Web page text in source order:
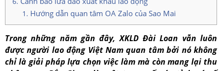
Hướng dẫn quan tâm OA Zalo của Sao Mai
Trong những năm gần đây, XKLD Đài Loan vẫn luôn
được người lao động Việt Nam quan tâm bởi nó không
chỉ là giải pháp lựa chọn việc làm mà còn mang lại thu